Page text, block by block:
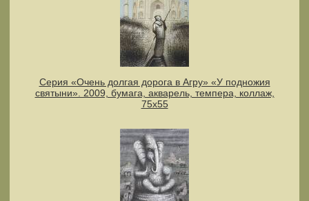
Серия «Очень долгая дорога в Агру» «У подножия
святыни». 2009, бумага, акварель, темпера, коллаж,
75х55